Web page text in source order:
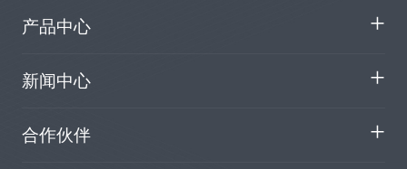
产品中心
新闻中心
合作伙伴